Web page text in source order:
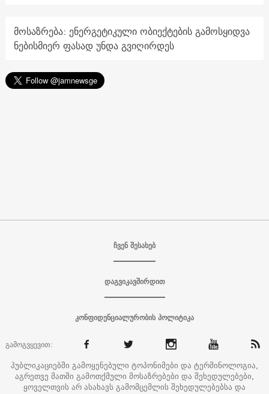
მოსაზრება: ენერგეტიკული ობიექტების გამოსყიდვა
ნებისმიერ ფასად უნდა გვიღირდეს
ჩვენ შესახებ
დაგვიკავშირდით
კონფიდენციალურობის პოლიტიკა
გამოგვყევით:
პუბლიკაციებში გამოყენებული ტოპონიმები და ტერმინოლოგია,
აგრეთვე მათში გამოთქმული მოსაზრებები და შეხედულებები,
ყოველთვის არ ასახავს გამომცემლის შეხედულებებსა და